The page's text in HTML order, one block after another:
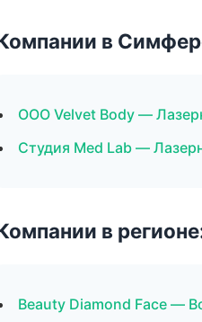
в
ООО Velvet Body —
Студия Med Lab —
в
Beauty Diamond Face —